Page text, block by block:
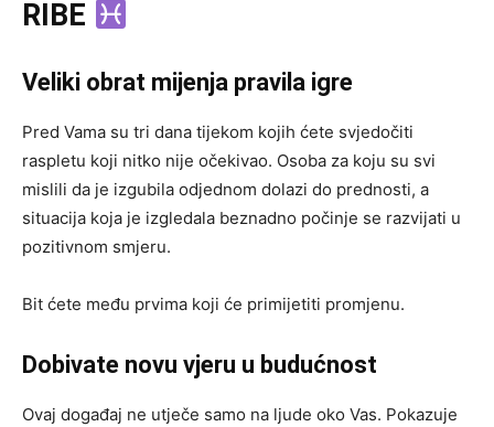
RIBE
Veliki obrat mijenja pravila igre
Pred Vama su tri dana tijekom kojih ćete svjedočiti
raspletu koji nitko nije očekivao. Osoba za koju su svi
mislili da je izgubila odjednom dolazi do prednosti, a
situacija koja je izgledala beznadno počinje se razvijati u
pozitivnom smjeru.
Bit ćete među prvima koji će primijetiti promjenu.
Dobivate novu vjeru u budućnost
Ovaj događaj ne utječe samo na ljude oko Vas. Pokazuje